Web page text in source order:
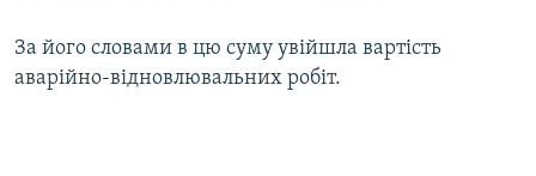
За його словами в цю суму увійшла вартість
аварійно-відновлювальних робіт.